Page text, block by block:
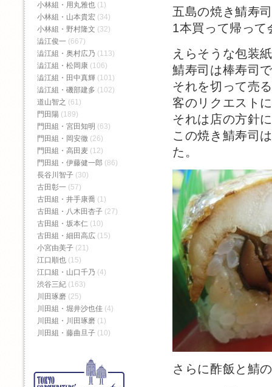
五島の焼き鯖寿
1本買って帰って
えらそうな包装
鯖寿司は棒寿司
それを切って売
客のリクエスト
それは店の方針
この焼き鯖寿司
た。
さらに酢飯と鯖
小林組・用丸雅也 (1)
小林組・山本貴宏 (34)
小林組・野村隆文 (32)
澁江俊一 (667)
澁江組・奥村広乃 (113)
澁江組・松岡康 (106)
澁江組・田中真輝 (101)
澁江組・磯部建多 (102)
道山智之 (61)
門田陽 (189)
門田組・宮田知明 (63)
門田組・岡安徹 (26)
門田組・高田麦 (12)
門田組・伊藤健一郎 (86)
長谷川智子 (30)
古田彰一 (57)
古田組・井手康喬 (1)
古田組・八木田杏子 (27)
古田組・坂本仁 (10)
古田組・細田高広 (15)
小宮由美子 (21)
江口順也 (15)
江口組・山口千乃 (4)
渋谷三紀 (163)
川田琢磨 (25)
川田組・堀井沙也佳 (4)
川田組・川田琢磨 (1)
川田組・藤曲旦子 (10)